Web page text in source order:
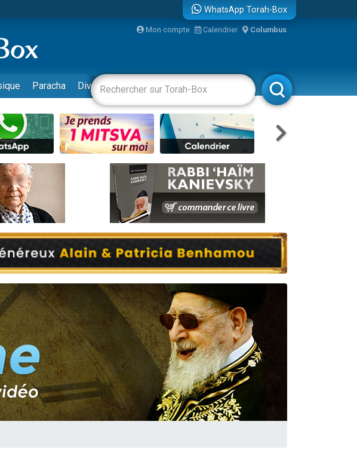
aux Orphelins
un appartement insalubre
Yohan
WhatsApp Torah-Box
Mon compte Calendrier Columbus
Paracha Divertissements Livres Rabbanim